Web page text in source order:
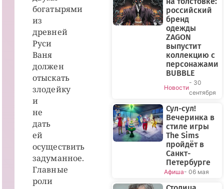
богатырями
из
древней
Руси
Ваня
должен
отыскать
злодейку
и
не
дать
ей
осуществить
задуманное.
Главные
роли
российский
бренд
одежды
ZAGON
выпустит
коллекцию с
персонажами
BUBBLE
Новости
- 30
сентября
Сул-сул!
Вечеринка в
стиле игры
The Sims
пройдёт в
Санкт-
Петербурге
Афиша- 06 мая